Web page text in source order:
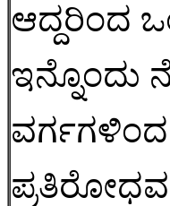
ಆದ್ದರಿಂದ
ವರ್ಗಗಳಿಂದ